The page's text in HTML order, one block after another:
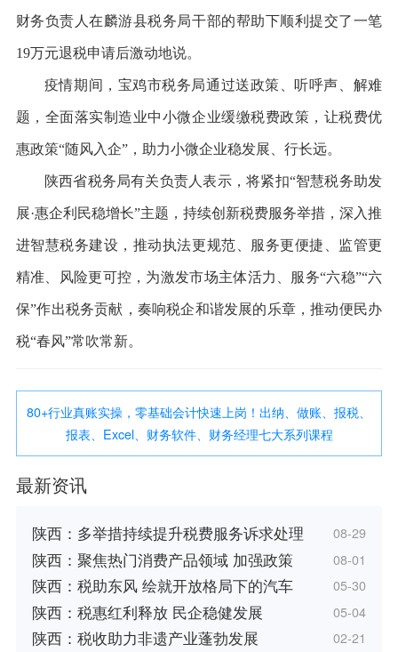
财务负责人在麟游县税务局干部的帮助下顺利提交了一笔
19万元退税申请后激动地说。
疫情期间，宝鸡市税务局通过送政策、听呼声、解难
题，全面落实制造业中小微企业缓缴税费政策，让税费优
惠政策“随风入企”，助力小微企业稳发展、行长远。
陕西省税务局有关负责人表示，将紧扣“智慧税务助发
展·惠企利民稳增长”主题，持续创新税费服务举措，深入推
进智慧税务建设，推动执法更规范、服务更便捷、监管更
精准、风险更可控，为激发市场主体活力、服务“六稳”“六
保”作出税务贡献，奏响税企和谐发展的乐章，推动便民办
税“春风”常吹常新。
80+行业真账实操，零基础会计快速上岗！出纳、做账、报税、
报表、Excel、财务软件、财务经理七大系列课程
最新资讯
陕西：多举措持续提升税费服务诉求处理 08-29
陕西：聚焦热门消费产品领域 加强政策 08-01
陕西：税助东风 绘就开放格局下的汽车 05-30
陕西：税惠红利释放 民企稳健发展 05-04
陕西：税收助力非遗产业蓬勃发展 02-21